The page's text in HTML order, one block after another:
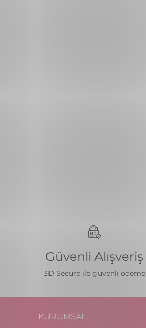
Güvenli Alışveriş
3D Secure ile güvenli ödeme
KURUMSAL